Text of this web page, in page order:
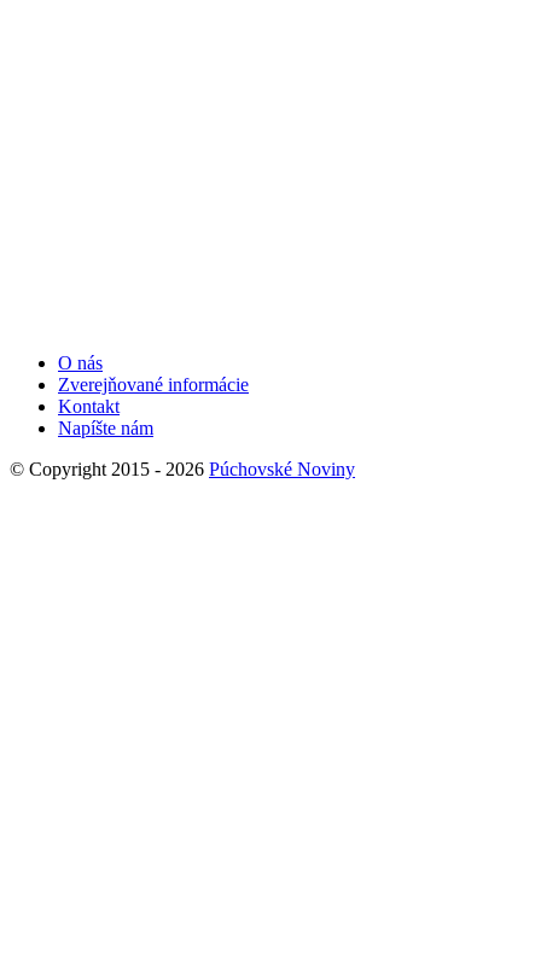
O nás
Zverejňované informácie
Kontakt
Napíšte nám
© Copyright 2015 - 2026 Púchovské Noviny